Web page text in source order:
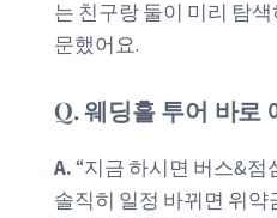
는 친구랑 둘이 미리 탐
문했어요.
Q. 웨딩홀 투어 바로
A.“지금 하시면 버스&점
솔직히 일정 바뀌면 위약